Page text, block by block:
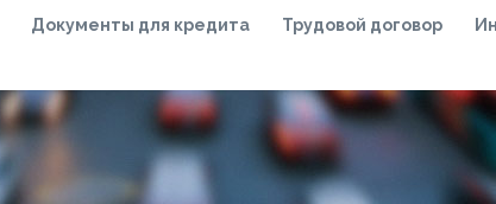
Документы для кредита Трудовой договор